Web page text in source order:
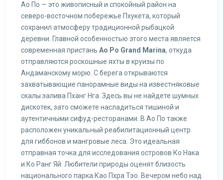
Ао По — это живописный и спокойный район на
северо-восточном побережье Пхукета, который
сохранил атмосферу традиционной рыбацкой
деревни. Главной особенностью этого места является
современная пристань Ao Po Grand Marina, откуда
отправляются роскошные яхты в круизы по
Андаманскому морю. С берега открываются
захватывающие панорамные виды на известняковые
скалы залива Пханг Нга. Здесь вы не найдете шумных
дискотек, зато сможете насладиться тишиной и
аутентичными сифуд-ресторанами. В Ао По также
расположен уникальный реабилитационный центр
для гиббонов и мангровые леса. Это идеальная
отправная точка для исследования островов Ко Нака
и Ко Ранг Яй. Любители природы оценят близость
национального парка Као Пхра Тэо. Вечером небо над